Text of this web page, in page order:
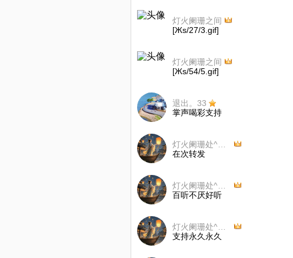
灯火阑珊之间
[Жs/27/3.gif]
灯火阑珊之间
[Жs/54/5.gif]
退出。33
掌声喝彩支持
在次转发
百听不厌好听
支持永久永久